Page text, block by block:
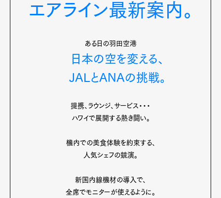
エアライン最新案内。
ある日の羽田空港
日本の空を変える、
JALとANAの挑戦。
提携、ラウンジ、サービス・・・
ハワイで展開する熱き闘い。
機内での美食体験を約束する、
人気シェフの競演。
新国内線機材の導入で、
全席でモニターが使えるように。